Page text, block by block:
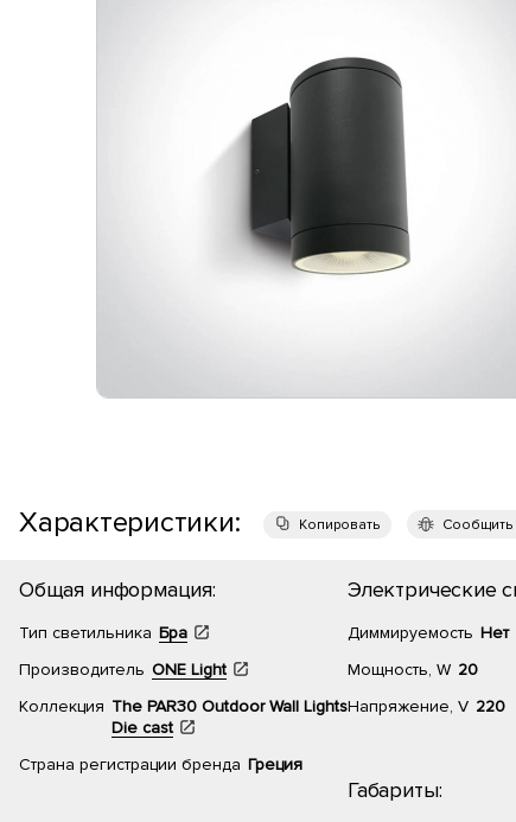
Характеристики: Копировать
Общая информация:
Тип светильника Бра
Производитель ONE Light
Коллекция The PAR30 Outdoor Wall Lights
Die cast
Страна регистрации бренда Греция
Электрические
Диммируемость Нет
Мощность, W 20
Напряжение, V 220
Габариты: